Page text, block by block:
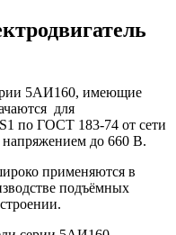
5АИ160, имеющие
для
по ГОСТ 183-74 от сети
напряжением до 660 В.
применяются в
подъёмных